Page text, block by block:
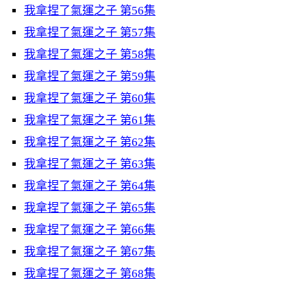
我拿捏了氣運之子 第56集
我拿捏了氣運之子 第57集
我拿捏了氣運之子 第58集
我拿捏了氣運之子 第59集
我拿捏了氣運之子 第60集
我拿捏了氣運之子 第61集
我拿捏了氣運之子 第62集
我拿捏了氣運之子 第63集
我拿捏了氣運之子 第64集
我拿捏了氣運之子 第65集
我拿捏了氣運之子 第66集
我拿捏了氣運之子 第67集
我拿捏了氣運之子 第68集